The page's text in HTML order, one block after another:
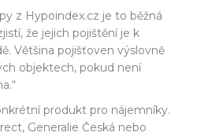
z Hypoindex.cz je to běžná
že jejich pojištění je k
Většina pojišťoven výslovně
objektech, pokud není
produkt pro nájemníky.
Generalie Česká nebo